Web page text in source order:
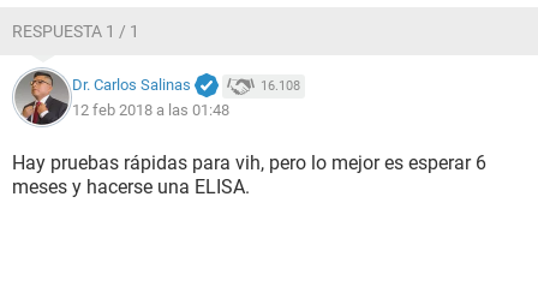
RESPUESTA 1 / 1
Dr. Carlos Salinas 16.108
12 feb 2018 a las 01:48
Hay pruebas rápidas para vih, pero lo mejor es esperar 6
meses y hacerse una ELISA.